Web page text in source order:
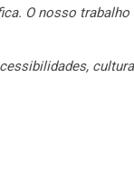
O nosso